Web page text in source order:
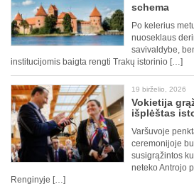
schema
Po kelerius
nuoseklaus
savivaldybe,
institucijomis baigta rengti Trakų istorinio […]
19 birželio, 2026
Vokietija
išplėštas
Varšuvoje
ceremonijoje
susigrąžintos
neteko Antrojo
Renginyje […]